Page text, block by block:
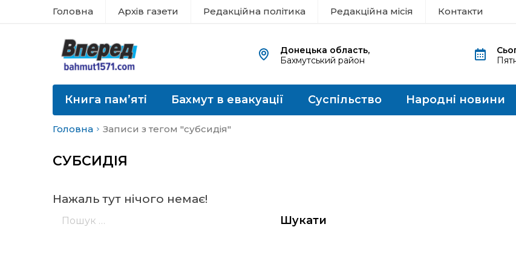
Головна Архів газети Редакційна політика Редакційна місія Контакти
Донецька область,
Бахмутський район
Книга пам’яті Бахмут в евакуації Суспільство Народні новини
Головна Записи з тегом "субсидія"
СУБСИДІЯ
Нажаль тут нічого немає!